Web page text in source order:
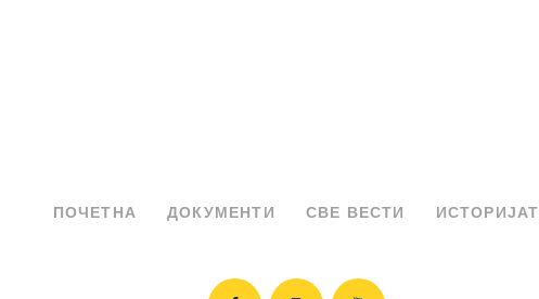
ПОЧЕТНА ДОКУМЕНТИ СВЕ ВЕСТИ ИСТОРИЈАТ